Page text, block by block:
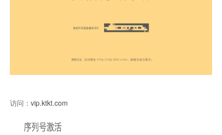
访问： vip.ktkt.com